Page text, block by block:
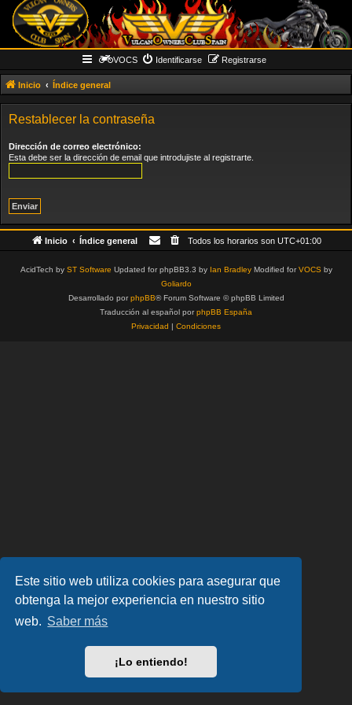
Este sitio web utiliza cookies para asegurar que
obtenga la mejor experiencia en nuestro sitio
web. Saber más
¡Lo entiendo!
VOCS Identificarse Registrarse
Inicio Índice general
Restablecer la contraseña
Dirección de correo electrónico:
Esta debe ser la dirección de email que introdujiste al registrarte.
Inicio Índice general Todos los horarios son UTC+01:00
AcidTech by ST Software Updated for phpBB3.3 by Ian BradleyModified forVOCSby
Goliardo
Desarrollado porphpBB® Forum Software © phpBB Limited
Traducción al español porphpBB España
Privacidad | Condiciones